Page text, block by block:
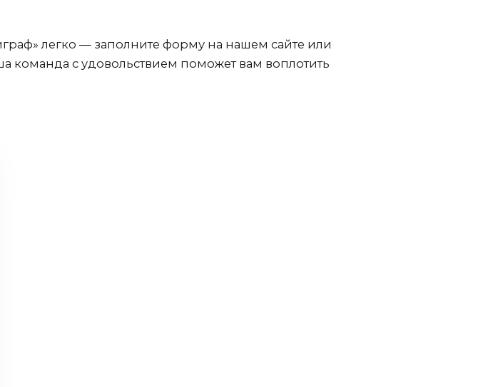
легко — заполните форму на нашем сайте или
команда с удовольствием поможет вам воплотить